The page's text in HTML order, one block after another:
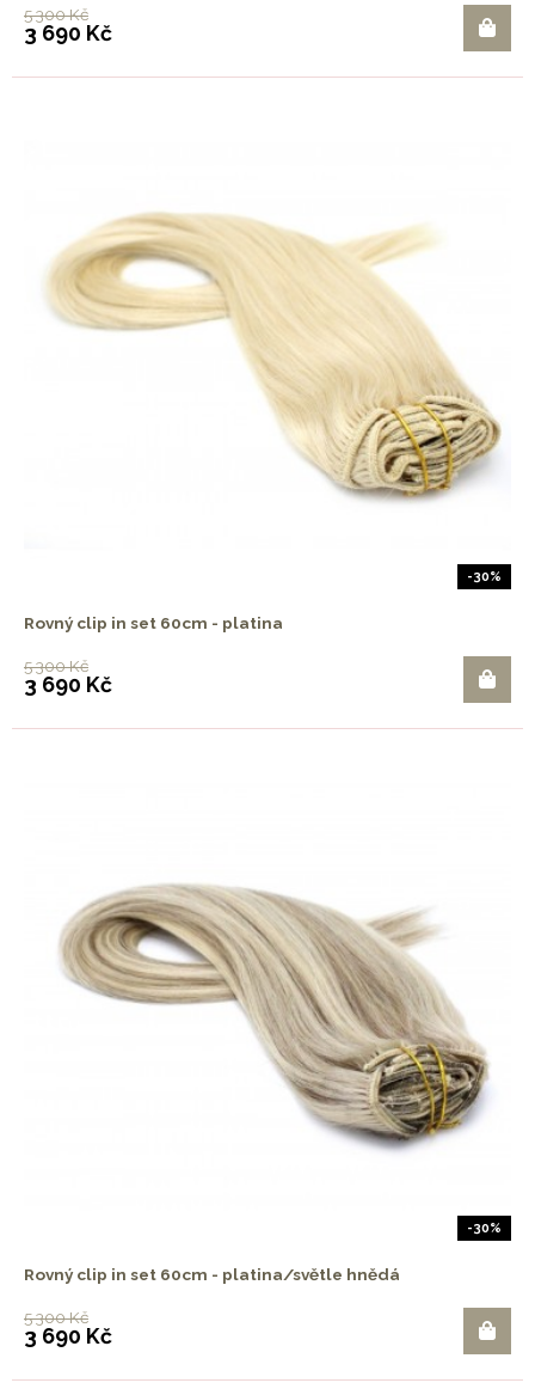
5 300 Kč
3 690 Kč
-30%
Rovný clip in set 60cm - platina
5 300 Kč
3 690 Kč
-30%
Rovný clip in set 60cm - platina/světle hnědá
5 300 Kč
3 690 Kč